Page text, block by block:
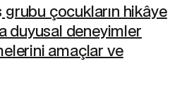
çocukların hikâye
duyusal deneyimler
amaçlar ve